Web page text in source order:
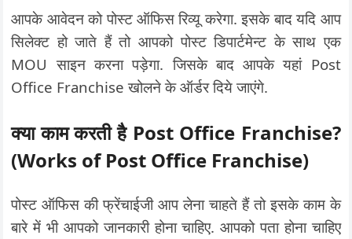
आपके आवेदन को पोस्ट ऑफिस रिव्यू करेगा. इसके बाद यदि आप
सिलेक्ट हो जाते हैं तो आपको पोस्ट डिपार्टमेन्ट के साथ एक
MOU साइन करना पड़ेगा. जिसके बाद आपके यहां Post
Office Franchise खोलने के ऑर्डर दिये जाएंगे.
क्या काम करती है Post Office Franchise?
(Works of Post Office Franchise)
पोस्ट ऑफिस की फ्रेंचाईजी आप लेना चाहते हैं तो इसके काम के
बारे में भी आपको जानकारी होना चाहिए. आपको पता होना चाहिए